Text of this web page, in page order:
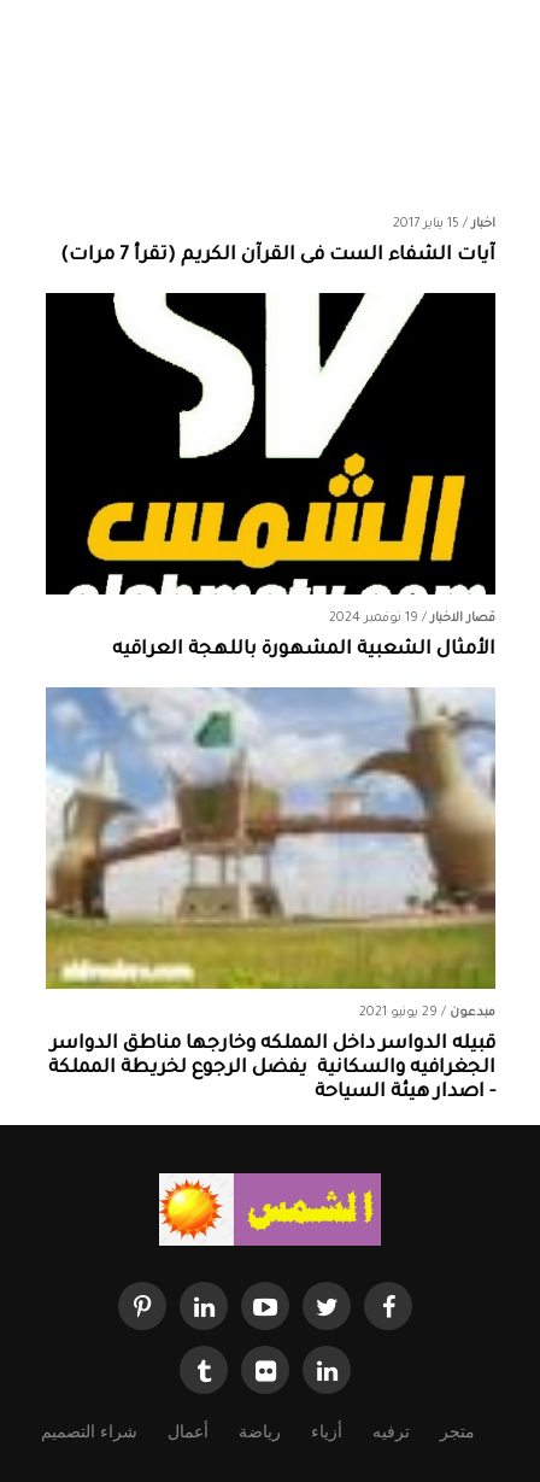
اخبار/ 15 يناير 2017
آيات الشفاء الست فى القرآن الكريم (تقرأ 7 مرات)
قصار الاخبار/ 19 نوفمبر 2024
الأمثال الشعبية المشهورة باللهجة العراقيه
مبدعون / 29 يونيو 2021
قبيله الدواسر داخل المملكه وخارجها ‏مناطق الدواسر
الجغرافيه والسكانية ‏ يفضل الرجوع لخريطة المملكة
- اصدار هيئة السياحة
متجر ترفيه أزياء رياضة أعمال شراء التصميم